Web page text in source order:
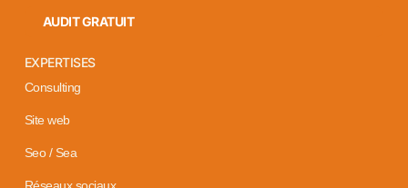
AUDIT GRATUIT
EXPERTISES
Consulting
Site web
Seo / Sea